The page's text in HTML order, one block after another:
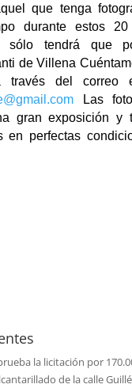
que tenga
durante estos
sólo tendrá que
de Villena
del correo
Las
gran exposición y
en perfectas
la licitación por
de la calle